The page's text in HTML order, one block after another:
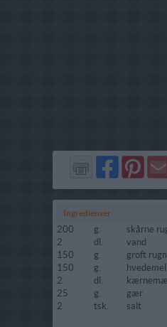
Del
på
Facebook
Del
på
Pinterest
Send
via
GMail
Ingredienser
200 g.
skårne
2
dl.
vand
150
g.
groft
150
g.
hvedemel
2
dl.
25
g.
gær
2
tsk. salt